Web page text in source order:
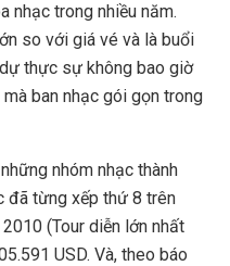
nhạc trong nhiều năm.
so với giá vé và là buổi
thực sự không bao giờ
ban nhạc gói gọn trong
nhóm nhạc thành
đã từng xếp thứ 8 trên
(Tour diễn lớn nhất
USD. Và, theo báo